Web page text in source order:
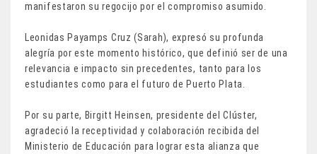
manifestaron su regocijo por el compromiso asumido.
Leonidas Payamps Cruz (Sarah), expresó su profunda
alegría por este momento histórico, que definió ser de una
relevancia e impacto sin precedentes, tanto para los
estudiantes como para el futuro de Puerto Plata.
Por su parte, Birgitt Heinsen, presidente del Clúster,
agradeció la receptividad y colaboración recibida del
Ministerio de Educación para lograr esta alianza que